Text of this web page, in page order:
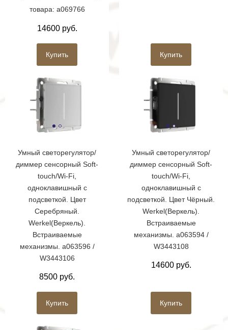
товара: a069766
14600 руб.
Купить Купить
Умный светорегулятор/
диммер сенсорный Soft-
touch/Wi-Fi,
одноклавишный с
подсветкой. Цвет
Серебряный.
Werkel(Веркель).
Встраиваемые
механизмы. a063596 /
W3443106
8500 руб.
Купить
Умный светорегулятор/
диммер сенсорный Soft-
touch/Wi-Fi,
одноклавишный с
подсветкой. Цвет Чёрный.
Werkel(Веркель).
Встраиваемые
механизмы. a063594 /
W3443108
14600 руб.
Купить